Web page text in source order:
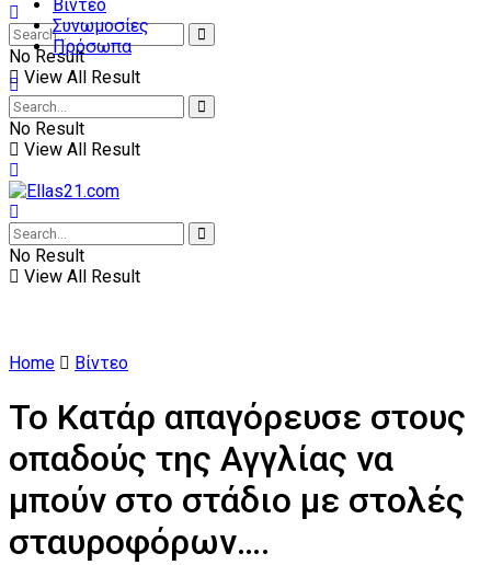
No Result
View All Result
Βίντεο
Συνωμοσίες
Πρόσωπα
No Result
View All Result
No Result
View All Result
Home Βίντεο
Το Κατάρ απαγόρευσε στους
οπαδούς της Αγγλίας να
μπούν στο στάδιο με στολές
σταυροφόρων….